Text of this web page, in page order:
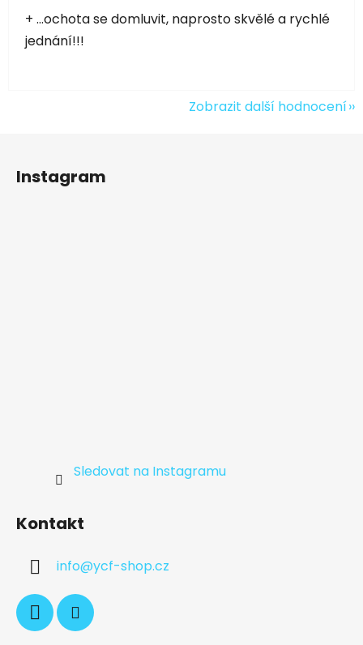
+ ...ochota se domluvit, naprosto skvělé a rychlé
jednání!!!
Zobrazit další hodnocení
Instagram
Sledovat na Instagramu
Kontakt
info@ycf-shop.cz